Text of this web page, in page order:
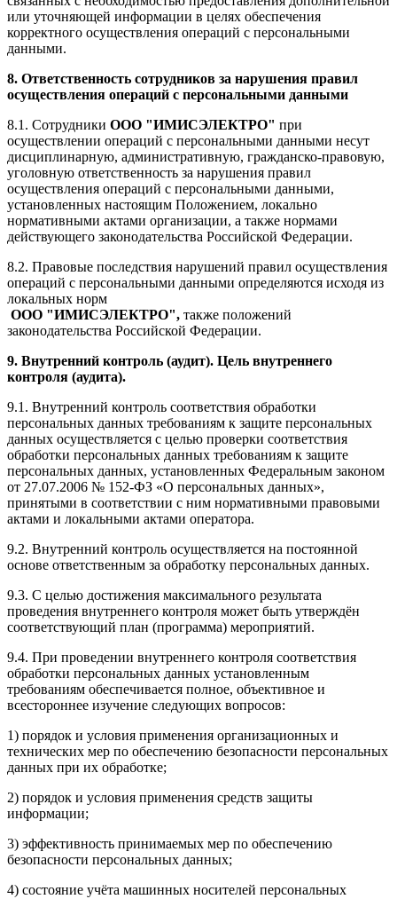
или уточняющей информации в целях обеспечения
корректного осуществления операций с персональными
данными.
8. Ответственность сотрудников за нарушения правил
осуществления операций с персональными данными
8.1. Сотрудники ООО "ИМИСЭЛЕКТРО" при
осуществлении операций с персональными данными несут
дисциплинарную, административную, гражданско-правовую,
уголовную ответственность за нарушения правил
осуществления операций с персональными данными,
установленных настоящим Положением, локально
нормативными актами организации, а также нормами
действующего законодательства Российской Федерации.
8.2. Правовые последствия нарушений правил осуществления
операций с персональными данными определяются исходя из
локальных норм
ООО "ИМИСЭЛЕКТРО", также положений
законодательства Российской Федерации.
9. Внутренний контроль (аудит). Цель внутреннего
контроля (аудита).
9.1. Внутренний контроль соответствия обработки
персональных данных требованиям к защите персональных
данных осуществляется с целью проверки соответствия
обработки персональных данных требованиям к защите
персональных данных, установленных Федеральным законом
от 27.07.2006 № 152-ФЗ «О персональных данных»,
принятыми в соответствии с ним нормативными правовыми
актами и локальными актами оператора.
9.2. Внутренний контроль осуществляется на постоянной
основе ответственным за обработку персональных данных.
9.3. С целью достижения максимального результата
проведения внутреннего контроля может быть утверждён
соответствующий план (программа) мероприятий.
9.4. При проведении внутреннего контроля соответствия
обработки персональных данных установленным
требованиям обеспечивается полное, объективное и
всестороннее изучение следующих вопросов:
1) порядок и условия применения организационных и
технических мер по обеспечению безопасности персональных
данных при их обработке;
2) порядок и условия применения средств защиты
информации;
3) эффективность принимаемых мер по обеспечению
безопасности персональных данных;
4) состояние учёта машинных носителей персональных